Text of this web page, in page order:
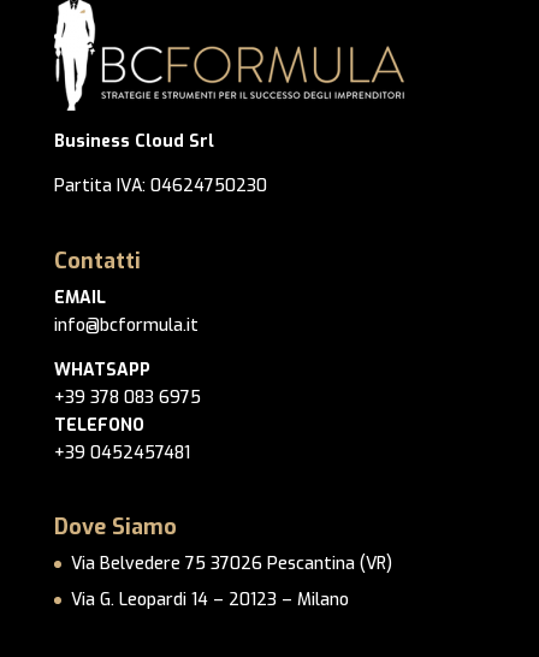
Business Cloud Srl
Partita IVA: 04624750230
Contatti
EMAIL
info@bcformula.it
WHATSAPP
+39 378 083 6975
TELEFONO
+39 0452457481
Dove Siamo
Via Belvedere 75 37026 Pescantina (VR)
Via G. Leopardi 14 – 20123 – Milano